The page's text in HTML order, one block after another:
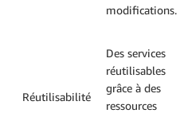
modifications.
Réutilisabilité
Des services
réutilisables
grâce à des
ressources